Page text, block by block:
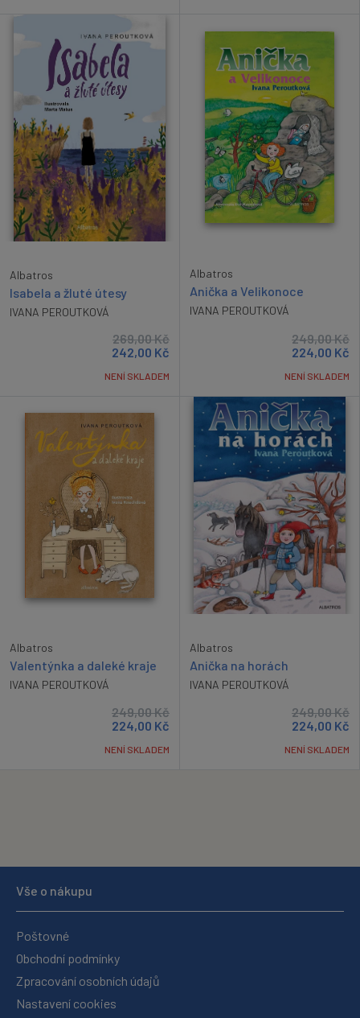
Albatros
Isabela a žluté útesy
IVANA PEROUTKOVÁ
269,00Kč
242,00 Kč
NENÍ SKLADEM
Albatros
Anička a Velikonoce
IVANA PEROUTKOVÁ
249,00Kč
224,00 Kč
NENÍ SKLADEM
Albatros
Valentýnka a daleké kraje
IVANA PEROUTKOVÁ
249,00Kč
224,00 Kč
NENÍ SKLADEM
Albatros
Anička na horách
IVANA PEROUTKOVÁ
249,00Kč
224,00 Kč
NENÍ SKLADEM
Vše o nákupu
Poštovné
Obchodní podmínky
Zpracování osobních údajů
Nastavení cookies